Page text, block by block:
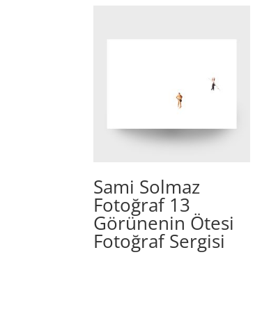
Sami Solmaz
Fotoğraf 13
Görünenin Ötesi
Fotoğraf Sergisi